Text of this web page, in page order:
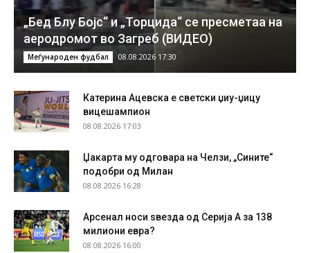
„Бед Блу Бојс“ и „Торцида“ се пресметаа на
аеродромот во Загреб (ВИДЕО)
Меѓународен фудбал 08.08.2026 17:30
Катерина Ацевска е светски џиу-џицу
вицешампион
08.08.2026 17:03
Џакарта му одговара на Челзи, „Сините“
подобри од Милан
08.08.2026 16:28
Арсенал носи ѕвезда од Серија А за 138
милиони евра?
08.08.2026 16:00